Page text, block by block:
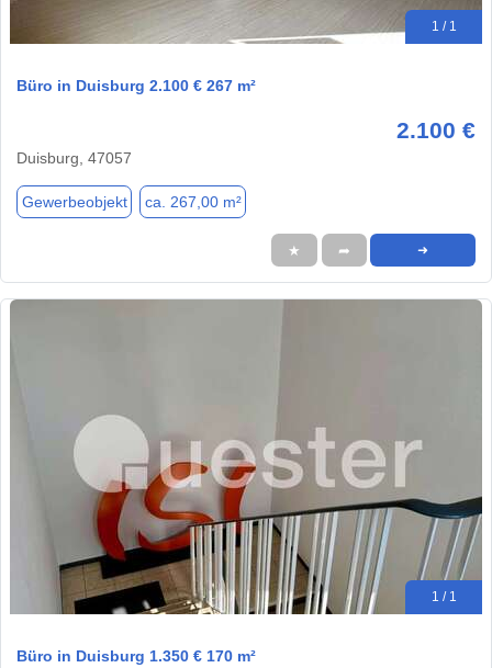
1 / 1
Büro in Duisburg 2.100 € 267 m²
2.100 €
Duisburg, 47057
Gewerbeobjekt ca. 267,00 m²
★ ➦ ➜
1 / 1
Büro in Duisburg 1.350 € 170 m²